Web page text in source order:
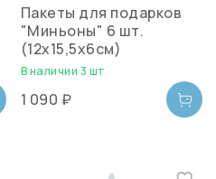
Пакеты для подарков
"Миньоны" 6 шт.
(12х15,5х6см)
В наличии 3 шт
1 090 ₽